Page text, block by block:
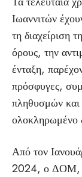
Ιωαννιτών
τη διαχείριση
όρους, την
ένταξη,
πρόσφυγες,
πληθυσμών
ολοκληρωμένο
Από τον
2024, ο ΔΟΜ,